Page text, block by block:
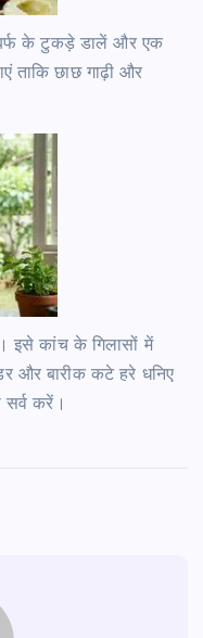
के टुकड़े डालें और एक
ताकि छाछ गाढ़ी और
इसे कांच के गिलासों में
और बारीक कटे हरे धनिए
सर्व करें।